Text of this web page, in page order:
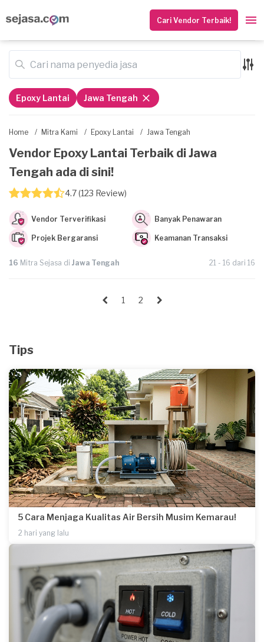
Cari Vendor Terbaik!
Home / Mitra Kami / Epoxy Lantai / Jawa Tengah
Vendor Epoxy Lantai Terbaik di Jawa
Tengah ada di sini!
4.7 (123 Review)
Vendor Terverifikasi Banyak Penawaran
Projek Bergaransi Keamanan Transaksi
16 Mitra Sejasa di Jawa Tengah 21 - 16 dari 16
Epoxy Lantai Jawa Tengah
1 2
Tips
5 Cara Menjaga Kualitas Air Bersih Musim Kemarau!
2 hari yang lalu